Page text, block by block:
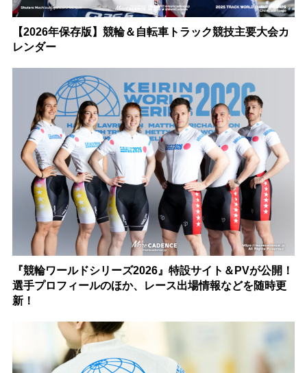
【2026年保存版】競輪＆自転車トラック競技主要大会カ
レンダー
『競輪ワールドシリーズ2026』特設サイト＆PVが公開！
選手プロフィールのほか、レース出場情報などを随時更
新！